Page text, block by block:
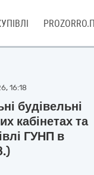
16:18
будівельні
кабінетах та
ГУНП в